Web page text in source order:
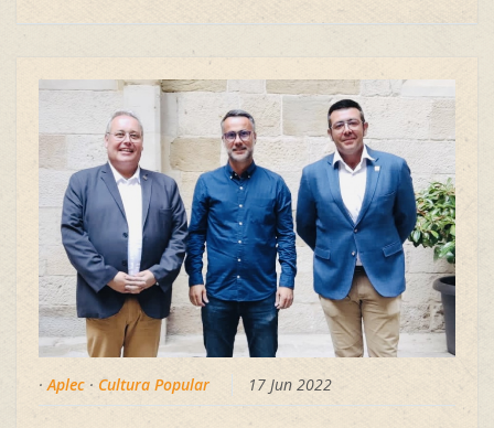
· Aplec · Cultura Popular 17 Jun 2022